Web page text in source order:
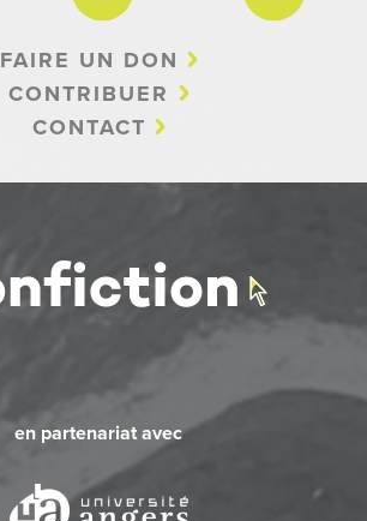
FAIRE UN DON
CONTRIBUER
CONTACT
en partenariat avec